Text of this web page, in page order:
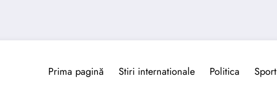
Prima pagină Stiri internationale Politica Sport